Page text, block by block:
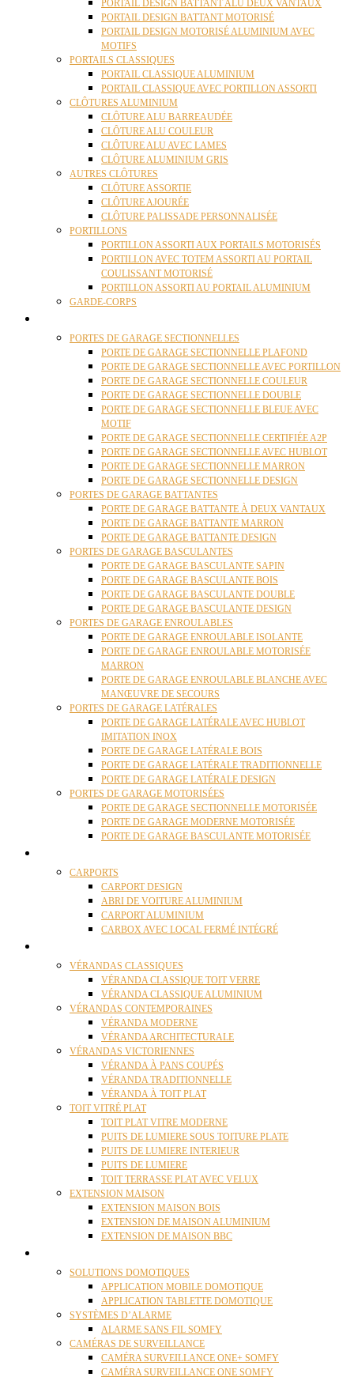
PORTAIL DESIGN BATTANT ALU DEUX VANTAUX
PORTAIL DESIGN BATTANT MOTORISÉ
PORTAIL DESIGN MOTORISÉ ALUMINIUM AVEC
MOTIFS
PORTAILS CLASSIQUES
PORTAIL CLASSIQUE ALUMINIUM
PORTAIL CLASSIQUE AVEC PORTILLON ASSORTI
CLÔTURES ALUMINIUM
CLÔTURE ALU BARREAUDÉE
CLÔTURE ALU COULEUR
CLÔTURE ALU AVEC LAMES
CLÔTURE ALUMINIUM GRIS
AUTRES CLÔTURES
CLÔTURE ASSORTIE
CLÔTURE AJOURÉE
CLÔTURE PALISSADE PERSONNALISÉE
PORTILLONS
PORTILLON ASSORTI AUX PORTAILS MOTORISÉS
PORTILLON AVEC TOTEM ASSORTI AU PORTAIL
COULISSANT MOTORISÉ
PORTILLON ASSORTI AU PORTAIL ALUMINIUM
GARDE-CORPS
PORTES DE GARAGE SECTIONNELLES
PORTE DE GARAGE SECTIONNELLE PLAFOND
PORTE DE GARAGE SECTIONNELLE AVEC PORTILLON
PORTE DE GARAGE SECTIONNELLE COULEUR
PORTE DE GARAGE SECTIONNELLE DOUBLE
PORTE DE GARAGE SECTIONNELLE BLEUE AVEC
MOTIF
PORTE DE GARAGE SECTIONNELLE CERTIFIÉE A2P
PORTE DE GARAGE SECTIONNELLE AVEC HUBLOT
PORTE DE GARAGE SECTIONNELLE MARRON
PORTE DE GARAGE SECTIONNELLE DESIGN
PORTES DE GARAGE BATTANTES
PORTE DE GARAGE BATTANTE À DEUX VANTAUX
PORTE DE GARAGE BATTANTE MARRON
PORTE DE GARAGE BATTANTE DESIGN
PORTES DE GARAGE BASCULANTES
PORTE DE GARAGE BASCULANTE SAPIN
PORTE DE GARAGE BASCULANTE BOIS
PORTE DE GARAGE BASCULANTE DOUBLE
PORTE DE GARAGE BASCULANTE DESIGN
PORTES DE GARAGE ENROULABLES
PORTE DE GARAGE ENROULABLE ISOLANTE
PORTE DE GARAGE ENROULABLE MOTORISÉE
MARRON
PORTE DE GARAGE ENROULABLE BLANCHE AVEC
MANŒUVRE DE SECOURS
PORTES DE GARAGE LATÉRALES
PORTE DE GARAGE LATÉRALE AVEC HUBLOT
IMITATION INOX
PORTE DE GARAGE LATÉRALE BOIS
PORTE DE GARAGE LATÉRALE TRADITIONNELLE
PORTE DE GARAGE LATÉRALE DESIGN
PORTES DE GARAGE MOTORISÉES
PORTE DE GARAGE SECTIONNELLE MOTORISÉE
PORTE DE GARAGE MODERNE MOTORISÉE
PORTE DE GARAGE BASCULANTE MOTORISÉE
CARPORTS
CARPORT DESIGN
ABRI DE VOITURE ALUMINIUM
CARPORT ALUMINIUM
CARBOX AVEC LOCAL FERMÉ INTÉGRÉ
VÉRANDAS CLASSIQUES
VÉRANDA CLASSIQUE TOIT VERRE
VÉRANDA CLASSIQUE ALUMINIUM
VÉRANDAS CONTEMPORAINES
VÉRANDA MODERNE
VÉRANDA ARCHITECTURALE
VÉRANDAS VICTORIENNES
VÉRANDA À PANS COUPÉS
VÉRANDA TRADITIONNELLE
VÉRANDA À TOIT PLAT
TOIT VITRÉ PLAT
TOIT PLAT VITRE MODERNE
PUITS DE LUMIERE SOUS TOITURE PLATE
PUITS DE LUMIERE INTERIEUR
PUITS DE LUMIERE
TOIT TERRASSE PLAT AVEC VELUX
EXTENSION MAISON
EXTENSION MAISON BOIS
EXTENSION DE MAISON ALUMINIUM
EXTENSION DE MAISON BBC
SOLUTIONS DOMOTIQUES
APPLICATION MOBILE DOMOTIQUE
APPLICATION TABLETTE DOMOTIQUE
SYSTÈMES D’ALARME
ALARME SANS FIL SOMFY
CAMÉRAS DE SURVEILLANCE
CAMÉRA SURVEILLANCE ONE+ SOMFY
CAMÉRA SURVEILLANCE ONE SOMFY